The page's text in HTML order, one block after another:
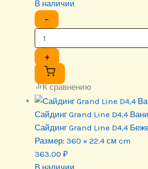
В наличии
−
+
К сравнению
Сайдинг Grand Line D4,4
Сайдинг Grand Line D4,4
Размер: 360 × 22.4 см cm
363.00 ₽
В наличии